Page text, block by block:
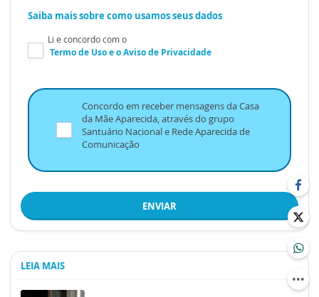
Saiba mais sobre como usamos seus dados
Li e concordo com o
Termo de Usoe oAviso de Privacidade
Concordo em receber mensagens da Casa
da Mãe Aparecida, através do grupo
Santuário Nacional e Rede Aparecida de
Comunicação
ENVIAR
LEIA MAIS